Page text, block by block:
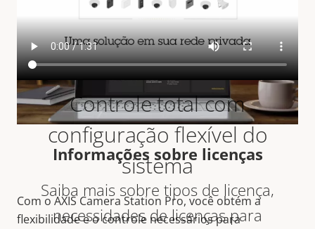
Controle total com
configuração flexível do
sistema
Com o AXIS Camera Station Pro, você obtém a
flexibilidade e o controle necessários para
Informações sobre licenças
Saiba mais sobre tipos de licença,
necessidades de licenças para